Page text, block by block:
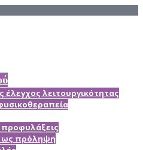
έλεγχος λειτουργικότητας
προφυλάξεις
ως πρόληψη